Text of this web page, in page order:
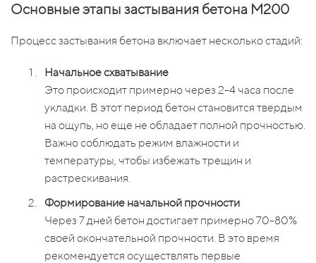
Основные этапы застывания бетона М200
Процесс застывания бетона включает несколько стадий:
Начальное схватывание
Это происходит примерно через 2-4 часа после
укладки. В этот период бетон становится твердым
на ощупь, но еще не обладает полной прочностью.
Важно соблюдать режим влажности и
температуры, чтобы избежать трещин и
растрескивания.
Формирование начальной прочности
Через 7 дней бетон достигает примерно 70-80%
своей окончательной прочности. В это время
рекомендуется осуществлять первые